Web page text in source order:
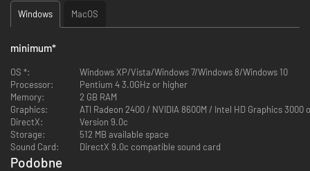
with complementary abilities that might drive you crazy.
Items, Traps, Devices and Events - Opportunities for a favorable turn
even at the most desperate moment. Choose wisely and use the
Heroes and Goddesses – Create your hero’s attributes build!
Sacrifice to receive your mighty God’s blessing (and later betray him
to check out his fury)!
Modes and Leaderboards - Multiple modes to choose from and a
global ranking system to check yourself among all the dungeon
adventurers.
Windows MacOS
minimum*
OS *:
Windows XP/Vista/Windows 7/Windows 8/Windows 10
Processor:
Pentium 4 3.0GHz or higher
Memory:
2 GB RAM
Graphics:
ATI Radeon 2400 / NVIDIA 8600M / Intel HD Graphics 3000
DirectX:
Version 9.0c
Storage:
512 MB available space
Sound Card:
DirectX 9.0c compatible sound card
Podobne